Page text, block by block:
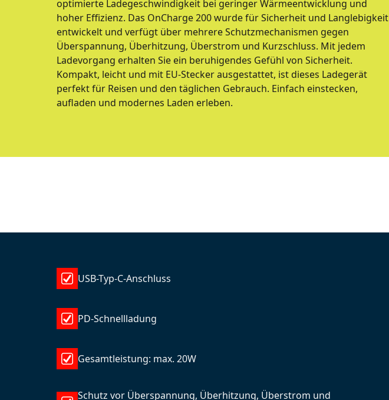
optimierte Ladegeschwindigkeit bei geringer Wärmeentwicklung und
hoher Effizienz. Das OnCharge 200 wurde für Sicherheit und Langlebigkeit
entwickelt und verfügt über mehrere Schutzmechanismen gegen
Überspannung, Überhitzung, Überstrom und Kurzschluss. Mit jedem
Ladevorgang erhalten Sie ein beruhigendes Gefühl von Sicherheit.
Kompakt, leicht und mit EU-Stecker ausgestattet, ist dieses Ladegerät
perfekt für Reisen und den täglichen Gebrauch. Einfach einstecken,
aufladen und modernes Laden erleben.
USB-Typ-C-Anschluss
PD-Schnellladung
Gesamtleistung: max. 20W
Schutz vor Überspannung, Überhitzung, Überstrom und